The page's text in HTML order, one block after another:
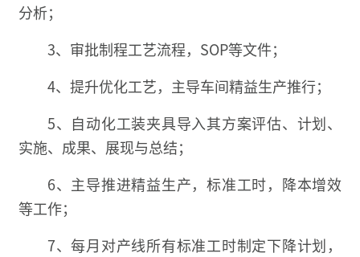
分析；
3、审批制程工艺流程，SOP等文件；
4、提升优化工艺，主导车间精益生产推行；
5、自动化工装夹具导入其方案评估、计划、
实施、成果、展现与总结；
6、主导推进精益生产，标准工时，降本增效
等工作；
7、每月对产线所有标准工时制定下降计划，